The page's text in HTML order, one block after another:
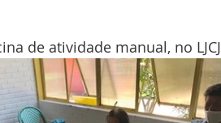
de atividade manual, no LJCJ